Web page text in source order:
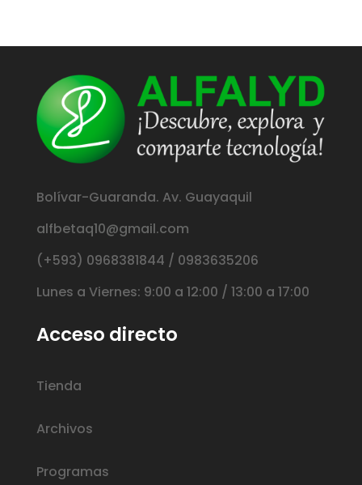
Bolívar-Guaranda. Av. Guayaquil
alfbetaq10@gmail.com
(+593) 0968381844 / 0983635206
Lunes a Viernes: 9:00 a 12:00 / 13:00 a 17:00
Acceso directo
Tienda
Archivos
Programas